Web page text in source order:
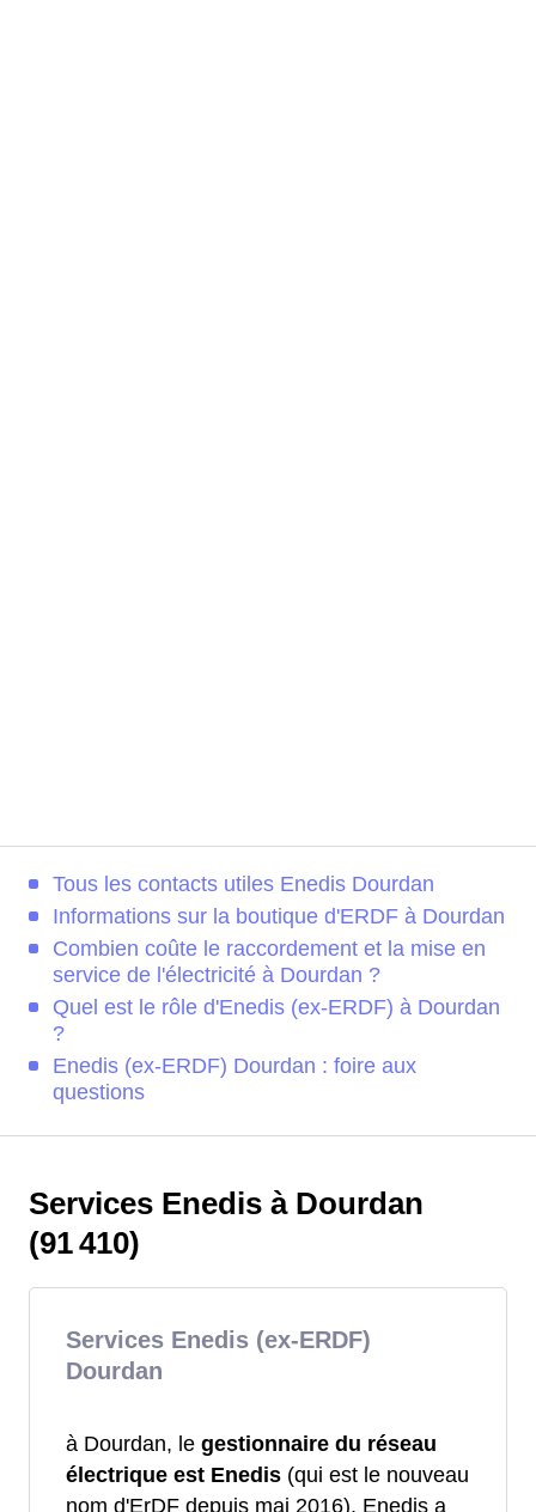
Tous les contacts utiles Enedis Dourdan
Informations sur la boutique d'ERDF à Dourdan
Combien coûte le raccordement et la mise en
service de l'électricité à Dourdan ?
Quel est le rôle d'Enedis (ex-ERDF) à Dourdan
?
Enedis (ex-ERDF) Dourdan : foire aux
questions
Services Enedis à Dourdan
(91 410)
Services Enedis (ex-ERDF)
Dourdan
à Dourdan, le gestionnaire du réseau
électrique est Enedis (qui est le nouveau
nom d'ErDF depuis mai 2016). Enedis a